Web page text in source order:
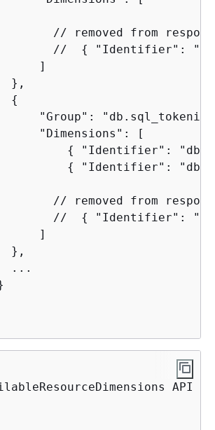
// removed from
//
{
"Identifier":
]
},
{
"Group":
"Dimensions": [
{
"Identifier":
{
"Identifier":
// removed from
//
{
"Identifier":
]
},
...
API